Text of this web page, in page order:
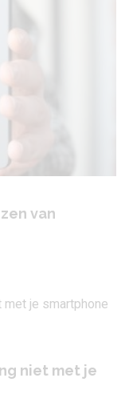
van
niet met je